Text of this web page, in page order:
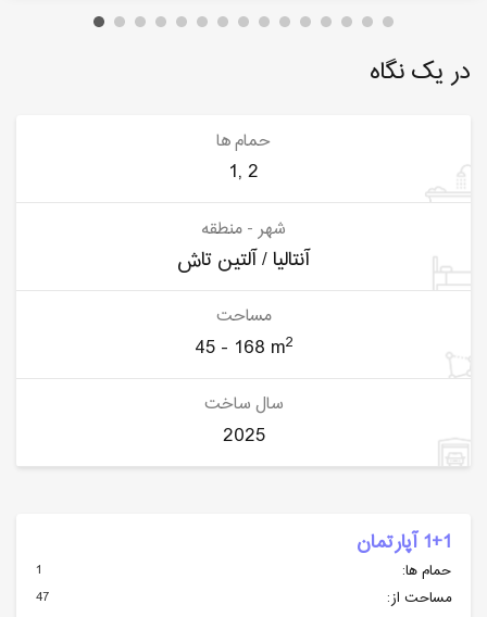
در یک نگاه
حمام ها
1, 2
شهر - منطقه
آنتالیا / آلتین تاش
مساحت
45 - 168 m2
سال ساخت
2025
1+1 آپارتمان
حمام ها:
1
مساحت از:
47